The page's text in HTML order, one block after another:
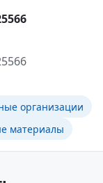
организации
материалы